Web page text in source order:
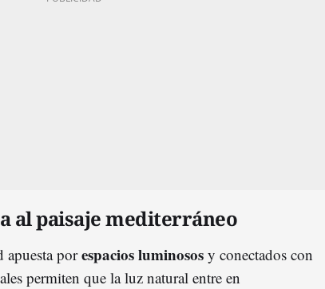
al paisaje mediterráneo
apuesta porespacios luminosos y conectados con
permiten que la luz natural entre en